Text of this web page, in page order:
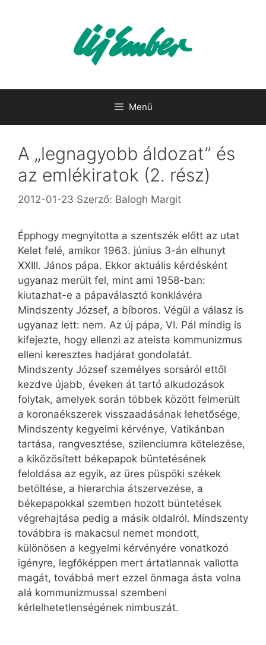
Menü
A „legnagyobb áldozat” és
az emlékiratok (2. rész)
2012-01-23 Szerző: Balogh Margit
Épphogy megnyitotta a szentszék előtt az utat
Kelet felé, amikor 1963. június 3-án elhunyt
XXIII. János pápa. Ekkor aktuális kérdésként
ugyanaz merült fel, mint ami 1958-ban:
kiutazhat-e a pápaválasztó konklávéra
Mindszenty József, a bíboros. Végül a válasz is
ugyanaz lett: nem. Az új pápa, VI. Pál mindig is
kifejezte, hogy ellenzi az ateista kommunizmus
elleni keresztes hadjárat gondolatát.
Mindszenty József személyes sorsáról ettől
kezdve újabb, éveken át tartó alkudozások
folytak, amelyek során többek között felmerült
a koronaékszerek visszaadásának lehetősége,
Mindszenty kegyelmi kérvénye, Vatikánban
tartása, rangvesztése, szilenciumra kötelezése,
a kiközösített békepapok büntetésének
feloldása az egyik, az üres püspöki székek
betöltése, a hierarchia átszervezése, a
békepapokkal szemben hozott büntetések
végrehajtása pedig a másik oldalról. Mindszenty
továbbra is makacsul nemet mondott,
különösen a kegyelmi kérvényére vonatkozó
igényre, legfőképpen mert ártatlannak vallotta
magát, továbbá mert ezzel önmaga ásta volna
alá kommunizmussal szembeni
kérlelhetetlenségének nimbuszát.